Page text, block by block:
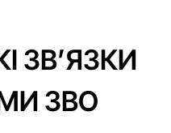
ЗВ’ЯЗКИ
ЗВО